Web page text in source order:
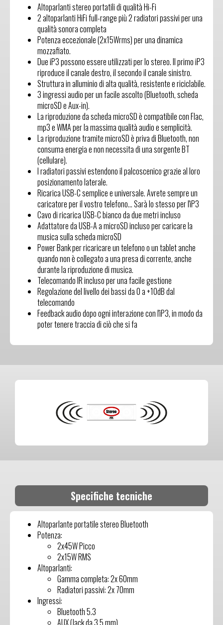
Altoparlanti stereo portatili di qualità Hi-Fi
2 altoparlanti HiFi full-range più 2 radiatori passivi per una
qualità sonora completa
Potenza eccezionale (2x15Wrms) per una dinamica
mozzafiato.
Due iP3 possono essere utilizzati per lo stereo. Il primo iP3
riproduce il canale destro, il secondo il canale sinistro.
Struttura in alluminio di alta qualità, resistente e riciclabile.
3 ingressi audio per un facile ascolto (Bluetooth, scheda
microSD e Aux-in).
La riproduzione da scheda microSD è compatibile con Flac,
mp3 e WMA per la massima qualità audio e semplicità.
La riproduzione tramite microSD è priva di Bluetooth, non
consuma energia e non necessita di una sorgente BT
(cellulare).
I radiatori passivi estendono il palcoscenico grazie al loro
posizionamento laterale.
Ricarica USB-C semplice e universale. Avrete sempre un
caricatore per il vostro telefono... Sarà lo stesso per l'iP3
Cavo di ricarica USB-C bianco da due metri incluso
Adattatore da USB-A a microSD incluso per caricare la
musica sulla scheda microSD
Power Bank per ricaricare un telefono o un tablet anche
quando non è collegato a una presa di corrente, anche
durante la riproduzione di musica.
Telecomando IR incluso per una facile gestione
Regolazione del livello dei bassi da 0 a +10dB dal
telecomando
Feedback audio dopo ogni interazione con l'iP3, in modo da
poter tenere traccia di ciò che si fa
Specifiche tecniche
Altoparlante portatile stereo Bluetooth
Potenza:
2x45W Picco
2x15W RMS
Altoparlanti:
Gamma completa: 2x 60mm
Radiatori passivi: 2x 70mm
Ingressi:
Bluetooth 5.3
AUX (Jack da 3,5 mm)